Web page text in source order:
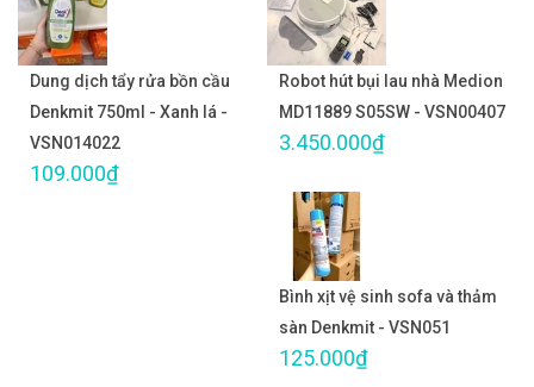
Dung dịch tẩy rửa bồn cầu
Denkmit 750ml - Xanh lá -
VSN014022
109.000₫
Robot hút bụi lau nhà Medion
MD11889 S05SW - VSN00407
3.450.000₫
Bình xịt vệ sinh sofa và thảm
sàn Denkmit - VSN051
125.000₫